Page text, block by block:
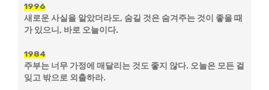
1996
새로운 사실을 알았더라도, 숨길 것은 숨겨주는 것이 좋을 때
가 있으니, 바로 오늘이다.
1984
주부는 너무 가정에 매달리는 것도 좋지 않다. 오늘은 모든 걸
잊고 밖으로 외출하라.